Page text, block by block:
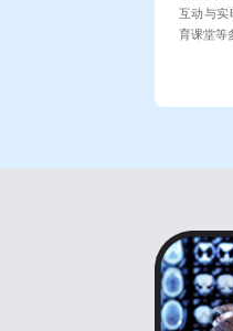
互动与实
育课堂等